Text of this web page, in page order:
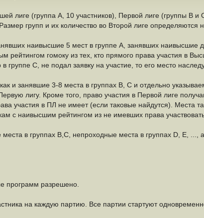
лиге (группа А, 10 участников), Первой лиге (группы B и
групп и их количество во Второй лиге определяются
наивысшие 5 мест в группе A, занявших наивысшие
рейтингом гомоку из тех, кто прямого права участия в
группе C, не подал заявку на участие, то его место
и занявшие 3-8 места в группах B, C и отдельно
лигу. Кроме того, право участия в Первой лиге
участия в ПЛ не имеет (если таковые найдутся). Места
с наивысшим рейтингом из не имевших права
в группах B,C, непроходные места в группах D, E,
программ разрешено.
на каждую партию. Все партии стартуют